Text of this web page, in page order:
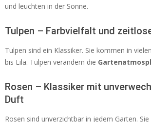
und leuchten in der Sonne.
Tulpen – Farbvielfalt und
Tulpen sind ein Klassiker. Sie kommen in
bis Lila. Tulpen verändern die
Rosen – Klassiker mit
Duft
Rosen sind unverzichtbar in jedem Garten.